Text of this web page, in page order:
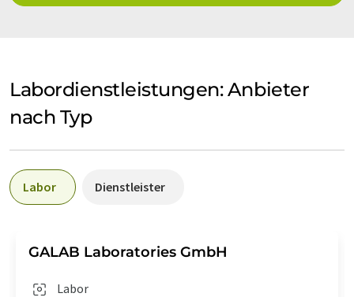
Labordienstleistungen: Anbieter
nach Typ
Labor Dienstleister
GALAB Laboratories GmbH
Labor